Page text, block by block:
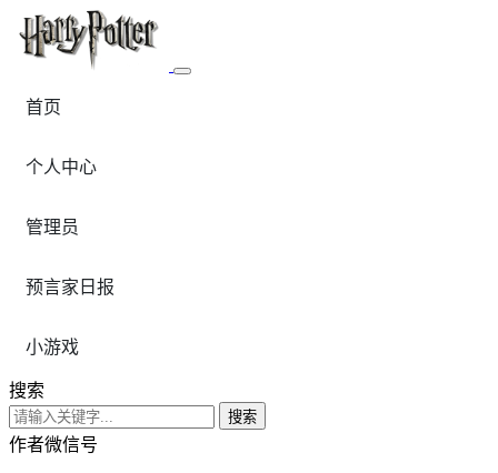
首页
个人中心
管理员
预言家日报
小游戏
搜索
搜索
作者微信号